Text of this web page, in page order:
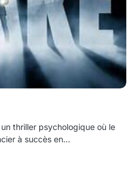
thriller psychologique où le
à succès en…